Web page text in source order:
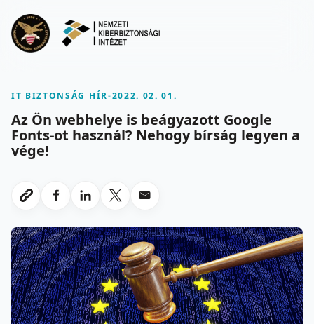
IT BIZTONSÁG HÍR-2022. 02. 01.
Az Ön webhelye is beágyazott Google
Fonts-ot használ? Nehogy bírság legyen a
vége!
Link masolasa
Megosztas Facebookon
Megosztas LinkedInen
Megosztas X-en
Megosztas emailben